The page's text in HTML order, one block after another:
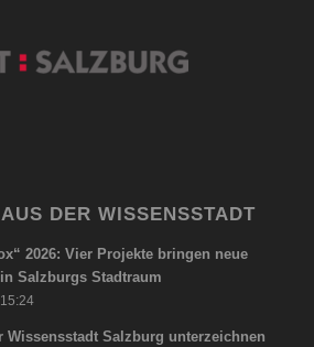
DER WISSENSSTADT
2026: Vier Projekte bringen neue
Salzburgs Stadtraum
Wissensstadt Salzburg unterzeichnen